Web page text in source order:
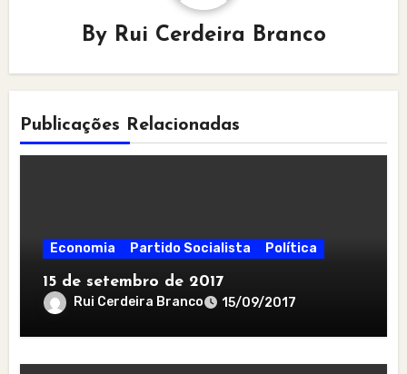
By Rui Cerdeira Branco
Publicações Relacionadas
Economia Partido Socialista Política
15 de setembro de 2017
Rui Cerdeira Branco 15/09/2017